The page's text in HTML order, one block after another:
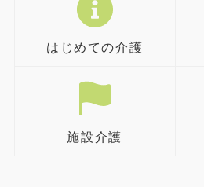
はじめての介護
施設介護